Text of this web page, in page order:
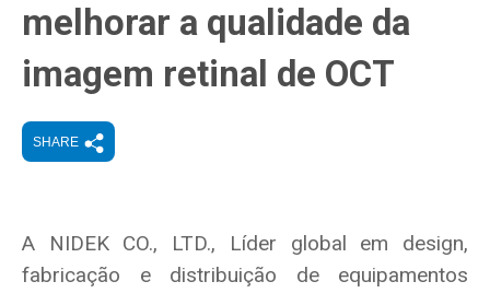
melhorar a qualidade da
imagem retinal de OCT
SHARE
A NIDEK CO., LTD., Líder global em design,
fabricação e distribuição de equipamentos